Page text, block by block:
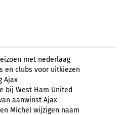
met nederlaag
en clubs voor uitkiezen
Ajax
bij West Ham United
aanwinst Ajax
Míchel wijzigen naam